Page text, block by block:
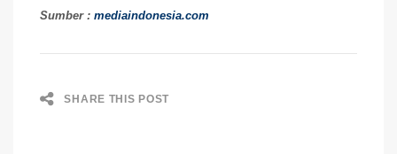
Sumber : mediaindonesia.com
SHARE THIS POST